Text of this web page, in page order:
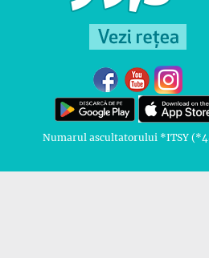
Numarul ascultatorului *ITSY